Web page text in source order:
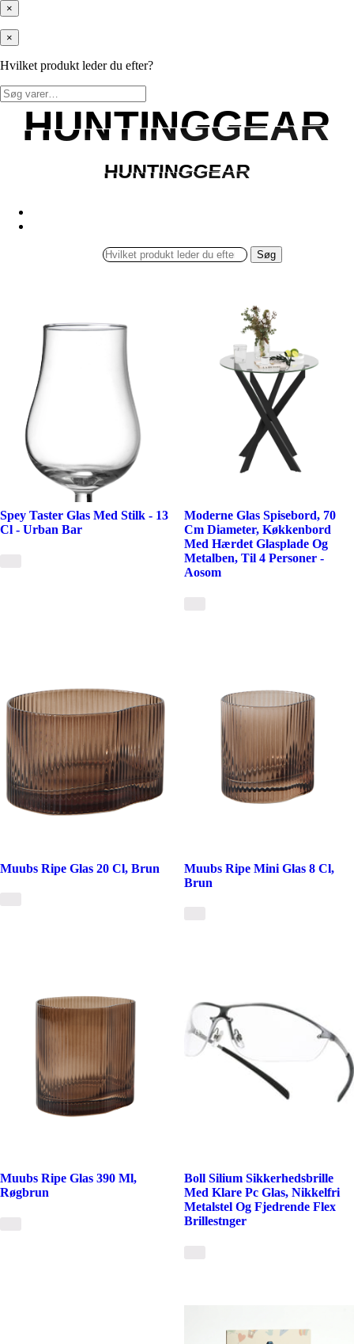
×
×
Hvilket produkt leder du efter?
Søg
efter:HUNTINGGEAR
HUNTINGGEAR
HUNTINGGEAR
HUNTINGGEAR
Søg
Spey Taster Glas Med Stilk - 13
Cl - Urban Bar
Moderne Glas Spisebord, 70
Cm Diameter, Køkkenbord
Med Hærdet Glasplade Og
Metalben, Til 4 Personer -
Aosom
Muubs Ripe Glas 20 Cl, Brun
Muubs Ripe Mini Glas 8 Cl,
Brun
Muubs Ripe Glas 390 Ml,
Røgbrun
Boll Silium Sikkerhedsbrille
Med Klare Pc Glas, Nikkelfri
Metalstel Og Fjedrende Flex
Brillestnger